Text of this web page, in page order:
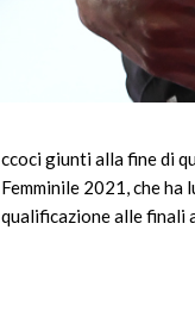
ccoci giunti alla fine di
Femminile 2021, che ha
qualificazione alle finali